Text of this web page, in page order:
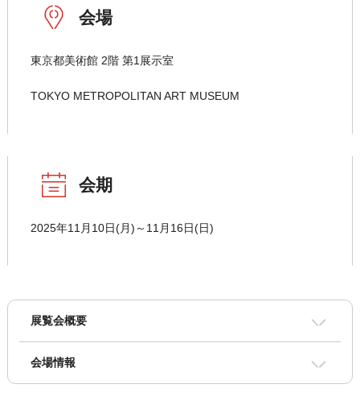
会場
東京都美術館 2階 第1展示室
TOKYO METROPOLITAN ART MUSEUM
会期
2025年11月10日(月)～11月16日(日)
展覧会概要
会場情報